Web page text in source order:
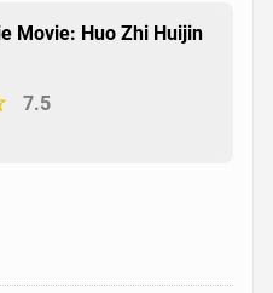
Movie: Huo Zhi Huijin
7.5